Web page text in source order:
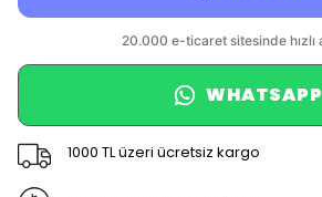
WHATSAPP
1000 TL üzeri ücretsiz kargo